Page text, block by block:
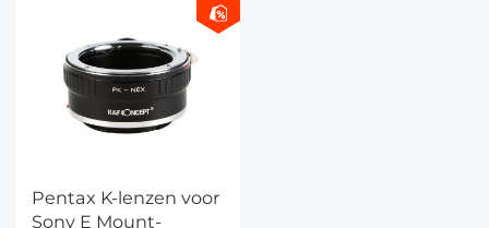
Pentax K-lenzen voor
Sony E Mount-